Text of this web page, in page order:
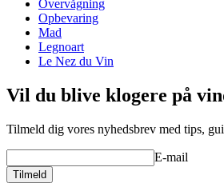
Overvågning
Opbevaring
Mad
Legnoart
Le Nez du Vin
Vil du blive klogere på
Tilmeld dig vores nyhedsbrev med tips,
E-mail
Tilmeld